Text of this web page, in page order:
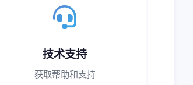
技术支持
获取帮助和支持